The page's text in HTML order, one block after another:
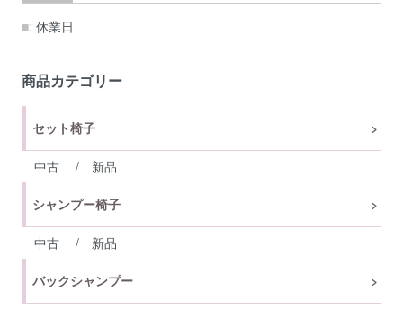
■: 休業日
商品カテゴリー
セット椅子
中古 / 新品
シャンプー椅子
中古 / 新品
バックシャンプー